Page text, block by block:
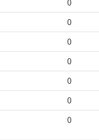
0
0
0
0
0
0
0